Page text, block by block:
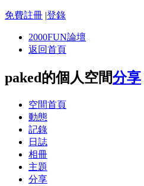
免費註冊 |登錄
2000FUN論壇
返回首頁
paked的個人空間分享
空間首頁
動態
記錄
日誌
相冊
主題
分享